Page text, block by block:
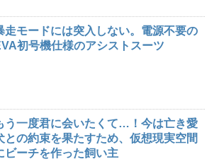
走モードには突入しない。電源不要の
初号機仕様のアシストスーツ
う一度君に会いたくて…！今は亡き愛
との約束を果たすため、仮想現実空間
ビーチを作った飼い主